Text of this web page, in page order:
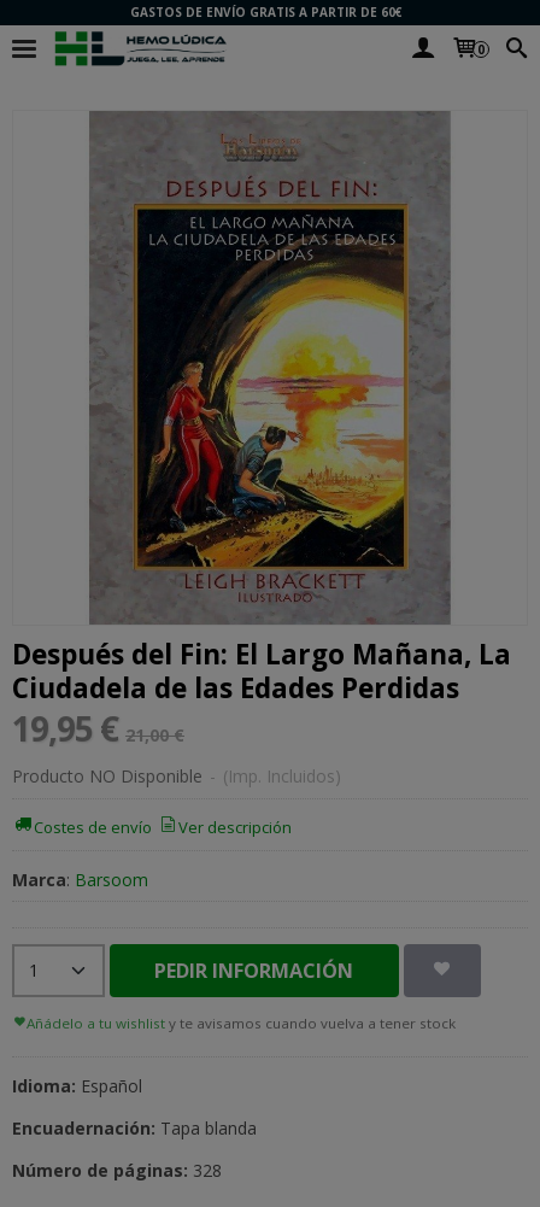
GASTOS DE ENVÍO GRATIS A PARTIR DE 60€
0
Después del Fin: El Largo Mañana, La
Ciudadela de las Edades Perdidas
19,95 € 21,00 €
Producto NO Disponible - (Imp. Incluidos)
Costes de envío Ver descripción
Marca: Barsoom
PEDIR INFORMACIÓN
Añádelo a tu wishlist y te avisamos cuando vuelva a tener stock
Idioma: Español
Encuadernación: Tapa blanda
Número de páginas: 328